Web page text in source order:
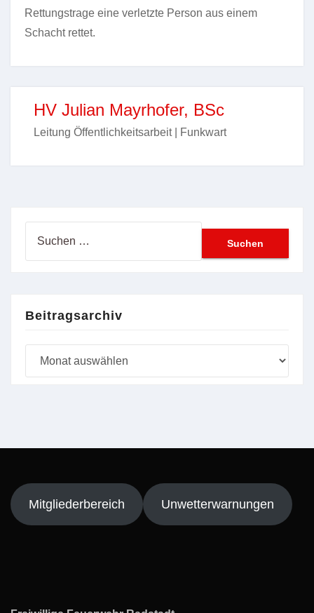
Rettungstrage eine verletzte Person aus einem
Schacht rettet.
HV Julian Mayrhofer, BSc
Leitung Öffentlichkeitsarbeit | Funkwart
Beitragsarchiv
Mitgliederbereich Unwetterwarnungen